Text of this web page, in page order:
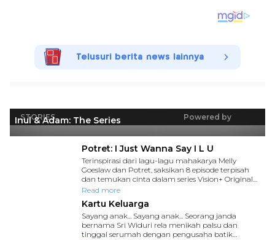
Telusuri berita news lainnya